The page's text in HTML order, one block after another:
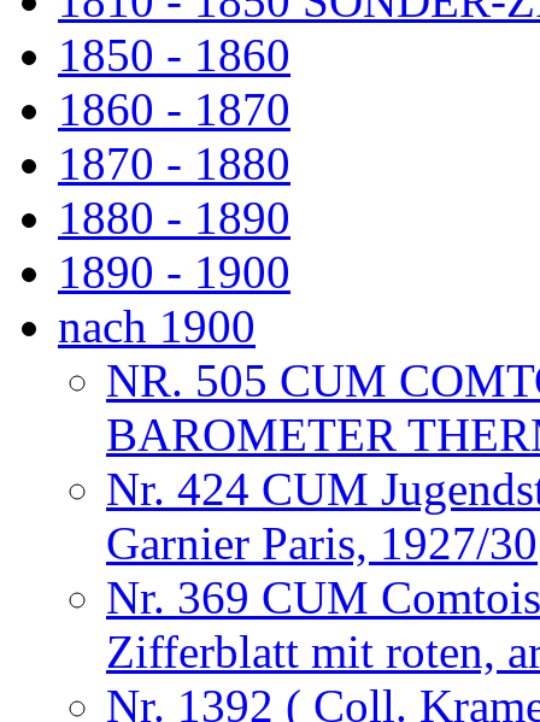
1850 - 1860
1860 - 1870
1870 - 1880
1880 - 1890
1890 - 1900
nach 1900
NR. 505 CUM
BAROMETER
Nr. 424 CUM
Garnier Paris, 1927/30
Nr. 369 CUM
Zifferblatt mit roten,
Nr. 1392 ( Coll.